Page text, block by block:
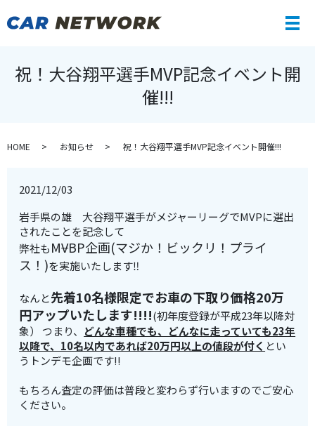
メ
祝！大谷翔平選手MVP記念イベント開
催!!!
HOME お知らせ 祝！大谷翔平選手MVP記念イベント開催!!!
2021/12/03
岩手県の雄 大谷翔平選手がメジャーリーグでMVPに選出
されたことを記念して
弊社もMVBP企画(マジか！ビックリ！プライ
ス！)を実施いたします‼
なんと先着10名様限定でお車の下取り価格20万
円アップいたします!!!!(初年度登録が平成23年以降対
象） つまり、 どんな車種でも、どんなに走っていても23年
以降で、10名以内であれば20万円以上の値段が付く とい
うトンデモ企画です!!
もちろん査定の評価は普段と変わらず行いますのでご安心
ください。